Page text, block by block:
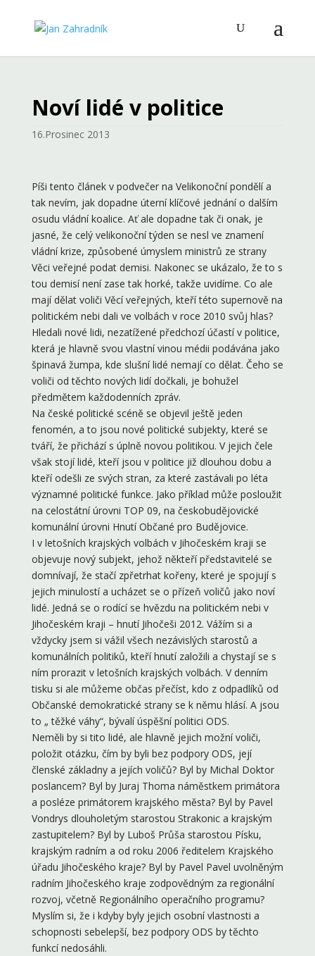
Noví lidé v politice
16.Prosinec 2013
Píši tento článek v podvečer na Velikonoční pondělí a
tak nevím, jak dopadne úterní klíčové jednání o dalším
osudu vládní koalice. Ať ale dopadne tak či onak, je
jasné, že celý velikonoční týden se nesl ve znamení
vládní krize, způsobené úmyslem ministrů ze strany
Věci veřejné podat demisi. Nakonec se ukázalo, že to s
tou demisí není zase tak horké, takže uvidíme. Co ale
mají dělat voliči Věcí veřejných, kteří této supernově na
politickém nebi dali ve volbách v roce 2010 svůj hlas?
Hledali nové lidi, nezatížené předchozí účastí v politice,
která je hlavně svou vlastní vinou médii podávána jako
špinavá žumpa, kde slušní lidé nemají co dělat. Čeho se
voliči od těchto nových lidí dočkali, je bohužel
předmětem každodenních zpráv.
Na české politické scéně se objevil ještě jeden
fenomén, a to jsou nové politické subjekty, které se
tváří, že přichází s úplně novou politikou. V jejich čele
však stojí lidé, kteří jsou v politice již dlouhou dobu a
kteří odešli ze svých stran, za které zastávali po léta
významné politické funkce. Jako příklad může posloužit
na celostátní úrovni TOP 09, na českobudějovické
komunální úrovni Hnutí Občané pro Budějovice.
I v letošních krajských volbách v Jihočeském kraji se
objevuje nový subjekt, jehož někteří představitelé se
domnívají, že stačí zpřetrhat kořeny, které je spojují s
jejich minulostí a ucházet se o přízeň voličů jako noví
lidé. Jedná se o rodící se hvězdu na politickém nebi v
Jihočeském kraji – hnutí Jihočeši 2012. Vážím si a
vždycky jsem si vážil všech nezávislých starostů a
komunálních politiků, kteří hnutí založili a chystají se s
ním prorazit v letošních krajských volbách. V denním
tisku si ale můžeme občas přečíst, kdo z odpadlíků od
Občanské demokratické strany se k němu hlásí. A jsou
to „ těžké váhy“, bývalí úspěšní politici ODS.
Neměli by si tito lidé, ale hlavně jejich možní voliči,
položit otázku, čím by byli bez podpory ODS, její
členské základny a jejích voličů? Byl by Michal Doktor
poslancem? Byl by Juraj Thoma náměstkem primátora
a posléze primátorem krajského města? Byl by Pavel
Vondrys dlouholetým starostou Strakonic a krajským
zastupitelem? Byl by Luboš Průša starostou Písku,
krajským radním a od roku 2006 ředitelem Krajského
úřadu Jihočeského kraje? Byl by Pavel Pavel uvolněným
radním Jihočeského kraje zodpovědným za regionální
rozvoj, včetně Regionálního operačního programu?
Myslím si, že i kdyby byly jejich osobní vlastnosti a
schopnosti sebelepší, bez podpory ODS by těchto
funkcí nedosáhli.